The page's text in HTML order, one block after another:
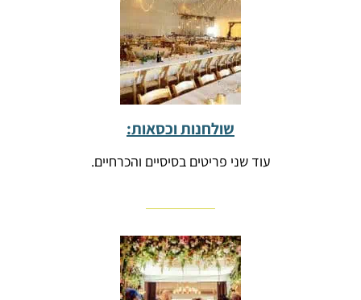
שולחנות וכסאות:
עוד שני פריטים בסיסיים והכרחיים.